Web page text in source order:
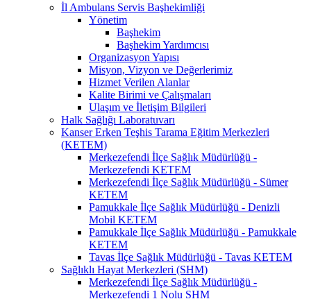
İl Ambulans Servis Başhekimliği
Yönetim
Başhekim
Başhekim Yardımcısı
Organizasyon Yapısı
Misyon, Vizyon ve Değerlerimiz
Hizmet Verilen Alanlar
Kalite Birimi ve Çalışmaları
Ulaşım ve İletişim Bilgileri
Halk Sağlığı Laboratuvarı
Kanser Erken Teşhis Tarama Eğitim Merkezleri
(KETEM)
Merkezefendi İlçe Sağlık Müdürlüğü -
Merkezefendi KETEM
Merkezefendi İlçe Sağlık Müdürlüğü - Sümer
KETEM
Pamukkale İlçe Sağlık Müdürlüğü - Denizli
Mobil KETEM
Pamukkale İlçe Sağlık Müdürlüğü - Pamukkale
KETEM
Tavas İlçe Sağlık Müdürlüğü - Tavas KETEM
Sağlıklı Hayat Merkezleri (SHM)
Merkezefendi İlçe Sağlık Müdürlüğü -
Merkezefendi 1 Nolu SHM